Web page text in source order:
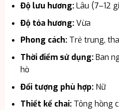
Độ lưu hương:Lâu (7–12
Độ tỏa hương:Vừa
Phong cách:Trẻ trung,
Thời điểm sử dụng:Ban
hò
Đối tượng phù hợp:Nữ
Thiết kế chai:Tông hồng